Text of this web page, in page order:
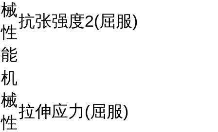
械
性
能
抗张强度2(屈服)
机
械
性
拉伸应力(屈服)